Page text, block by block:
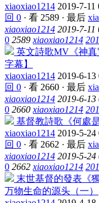
xiaoxiao1214 2019-7-11
回 0 · 看 2589 · 最后
xiaoxiao1214 2019-7-11
0 2589 xiaoxiao1214
英文詩歌MV《神
字幕】
xiaoxiao1214 2019-6-
回 0 · 看 2660 · 最后
xiaoxiao1214 2019-6-
0 2660 xiaoxiao1214
基督教詩歌《何處
xiaoxiao1214 2019-5-
回 0 · 看 2662 · 最后
xiaoxiao1214 2019-5-
0 2662 xiaoxiao1214
末世基督的發表《
万物生命的源头（一）